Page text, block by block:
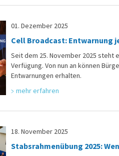
01. Dezember 2025
Cell Broadcast: Entwarnung
Seit dem 25. November 2025 steht
Verfügung. Von nun an können
Entwarnungen erhalten.
mehr erfahren
18. November 2025
Stabsrahmenübung 2025: